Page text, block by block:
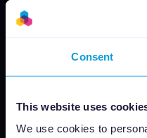
Consent
This website uses
We use cookies to
Job
Do Not Sell or